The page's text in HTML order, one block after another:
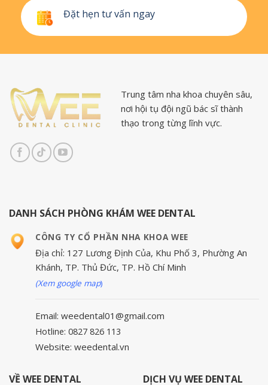
Đặt hẹn tư vấn ngay
Trung tâm nha khoa chuyên sâu,
nơi hội tụ đội ngũ bác sĩ thành
thạo trong từng lĩnh vực.
DANH SÁCH PHÒNG KHÁM WEE DENTAL
CÔNG TY CỔ PHẦN NHA KHOA WEE
Địa chỉ: 127 Lương Định Của, Khu Phố 3, Phường An
Khánh, TP. Thủ Đức, TP. Hồ Chí Minh
(Xem google map)
Email: weedental01@gmail.com
Hotline: 0827 826 113
Website: weedental.vn
VỀ WEE DENTAL DỊCH VỤ WEE DENTAL